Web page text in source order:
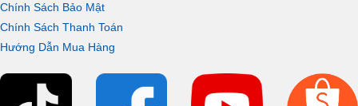
Chính Sách Bảo Mật
Chính Sách Thanh Toán
Hướng Dẫn Mua Hàng